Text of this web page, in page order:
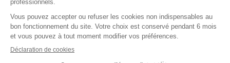
Articles du
PLAN DU SITE
PARAMÈTRES DES COOKIES
CHARTE DES COOKIES ET TRACEURS